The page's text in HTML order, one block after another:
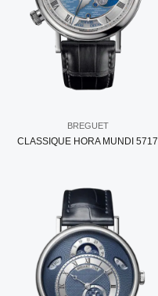
BREGUET
CLASSIQUE HORA MUNDI 5717